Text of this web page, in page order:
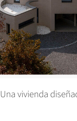
Una vivienda